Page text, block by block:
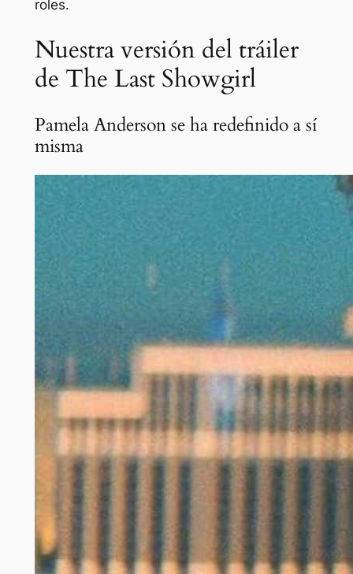
roles.
Nuestra versión del tráiler
de The Last Showgirl
Pamela Anderson se ha redefinido a sí
misma